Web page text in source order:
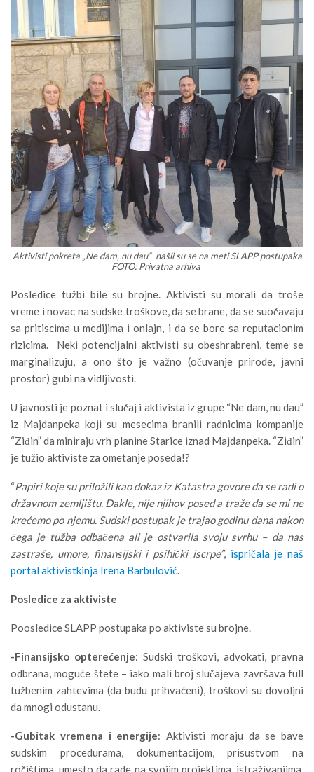
Aktivisti pokreta „Ne dam, nu dau“ našli su se na meti SLAPP postupaka
FOTO: Privatna arhiva
Posledice tužbi bile su brojne. Aktivisti su morali da troše
vreme i novac na sudske troškove, da se brane, da se suočavaju
sa pritiscima u medijima i onlajn, i da se bore sa reputacionim
rizicima. Neki potencijalni aktivisti su obeshrabreni, teme se
marginalizuju, a ono što je važno (očuvanje prirode, javni
prostor) gubi na vidljivosti.
U javnosti je poznat i slučaj i aktivista iz grupe “Ne dam, nu dau”
iz Majdanpeka koji su mesecima branili radnicima kompanije
“Ziđin” da miniraju vrh planine Starice iznad Majdanpeka. “Ziđin”
je tužio aktiviste za ometanje poseda!?
“Papiri koje su priložili kao dokaz iz Katastra govore da se radi o
državnom zemljištu. Dakle, nije njihov posed a traže da se mi ne
krećemo po njemu. Sudski postupak je trajao godinu dana nakon
čega je tužba odbačena ali je ostvarila svoju svrhu – da nas
zastraše, umore, finansijski i psihički iscrpe”, ispričala je naš
portal aktivistkinja Irena Barbulović.
Posledice za aktiviste
Poosledice SLAPP postupaka po aktiviste su brojne.
-Finansijsko opterećenje: Sudski troškovi, advokati, pravna
odbrana, moguće štete – iako mali broj slučajeva završava full
tužbenim zahtevima (da budu prihvaćeni), troškovi su dovoljni
da mnogi odustanu.
-Gubitak vremena i energije: Aktivisti moraju da se bave
sudskim procedurama, dokumentacijom, prisustvom na
ročištima, umesto da rade na svojim projektima, istraživanjima,